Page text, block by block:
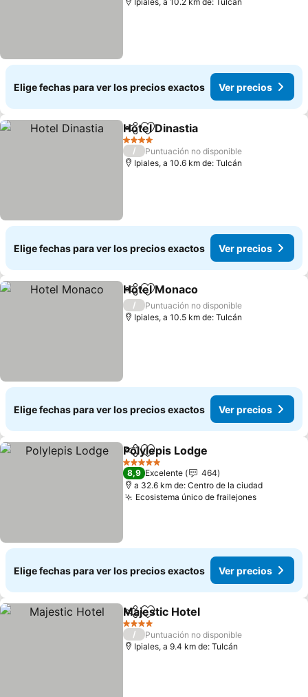
Elige fechas para ver los precios exactos Ver precios
CompartirAgregar a favoritos
Hotel Dinastia
4 Estrellas
/
Puntuación no disponible
Ipiales, a 10.6 km de: Tulcán
Elige fechas para ver los precios exactos Ver precios
CompartirAgregar a favoritos
Hotel Monaco
/
Puntuación no disponible
Ipiales, a 10.5 km de: Tulcán
Elige fechas para ver los precios exactos Ver precios
CompartirAgregar a favoritos
Polylepis Lodge
5 Estrellas
8,9 Excelente
464
a 32.6 km de: Centro de la ciudad
Ecosistema único de frailejones
Elige fechas para ver los precios exactos Ver precios
CompartirAgregar a favoritos
Majestic Hotel
4 Estrellas
/
Puntuación no disponible
Ipiales, a 9.4 km de: Tulcán